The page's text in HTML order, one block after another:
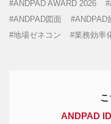
ANDPAD AWARD 2026
ANDPAD図面
ANDPAD
地場ゼネコン
業務効率
ANDPAD